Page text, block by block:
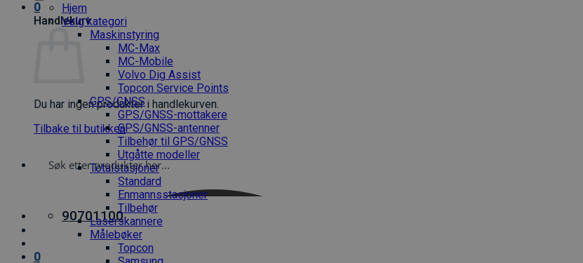
0
Handlekurv
Du har ingen produkter i handlekurven.
Tilbake til butikken
90701100
0
Hjem
Velg kategori
Maskinstyring
MC-Max
MC-Mobile
Volvo Dig Assist
Topcon Service Points
GPS/GNSS
GPS/GNSS-mottakere
GPS/GNSS-antenner
Tilbehør til GPS/GNSS
Utgåtte modeller
Totalstasjoner
Standard
Enmannsstasjoner
Tilbehør
Laserskannere
Målebøker
Topcon